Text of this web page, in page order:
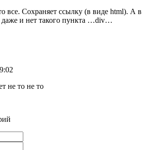
все. Сохраняет ссылку (в виде html). А в
даже и нет такого пункта …div…
не то не то